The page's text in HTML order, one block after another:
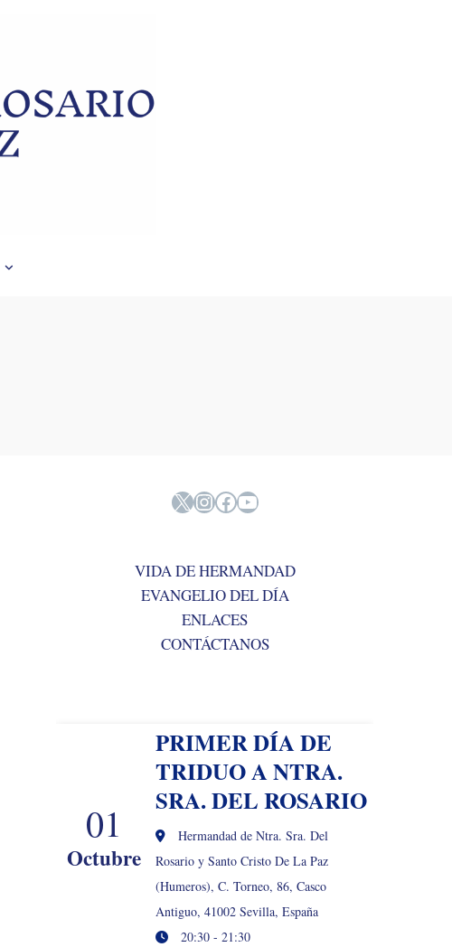
X Instagram
Facebook
YouTube
VIDA DE HERMANDAD
EVANGELIO DEL DÍA
ENLACES
CONTÁCTANOS
01
Octubre
PRIMER DÍA DE
TRIDUO A NTRA.
SRA. DEL ROSARIO
Hermandad de Ntra. Sra. Del
Rosario y Santo Cristo De La Paz
(Humeros), C. Torneo, 86, Casco
Antiguo, 41002 Sevilla, España
20:30 - 21:30